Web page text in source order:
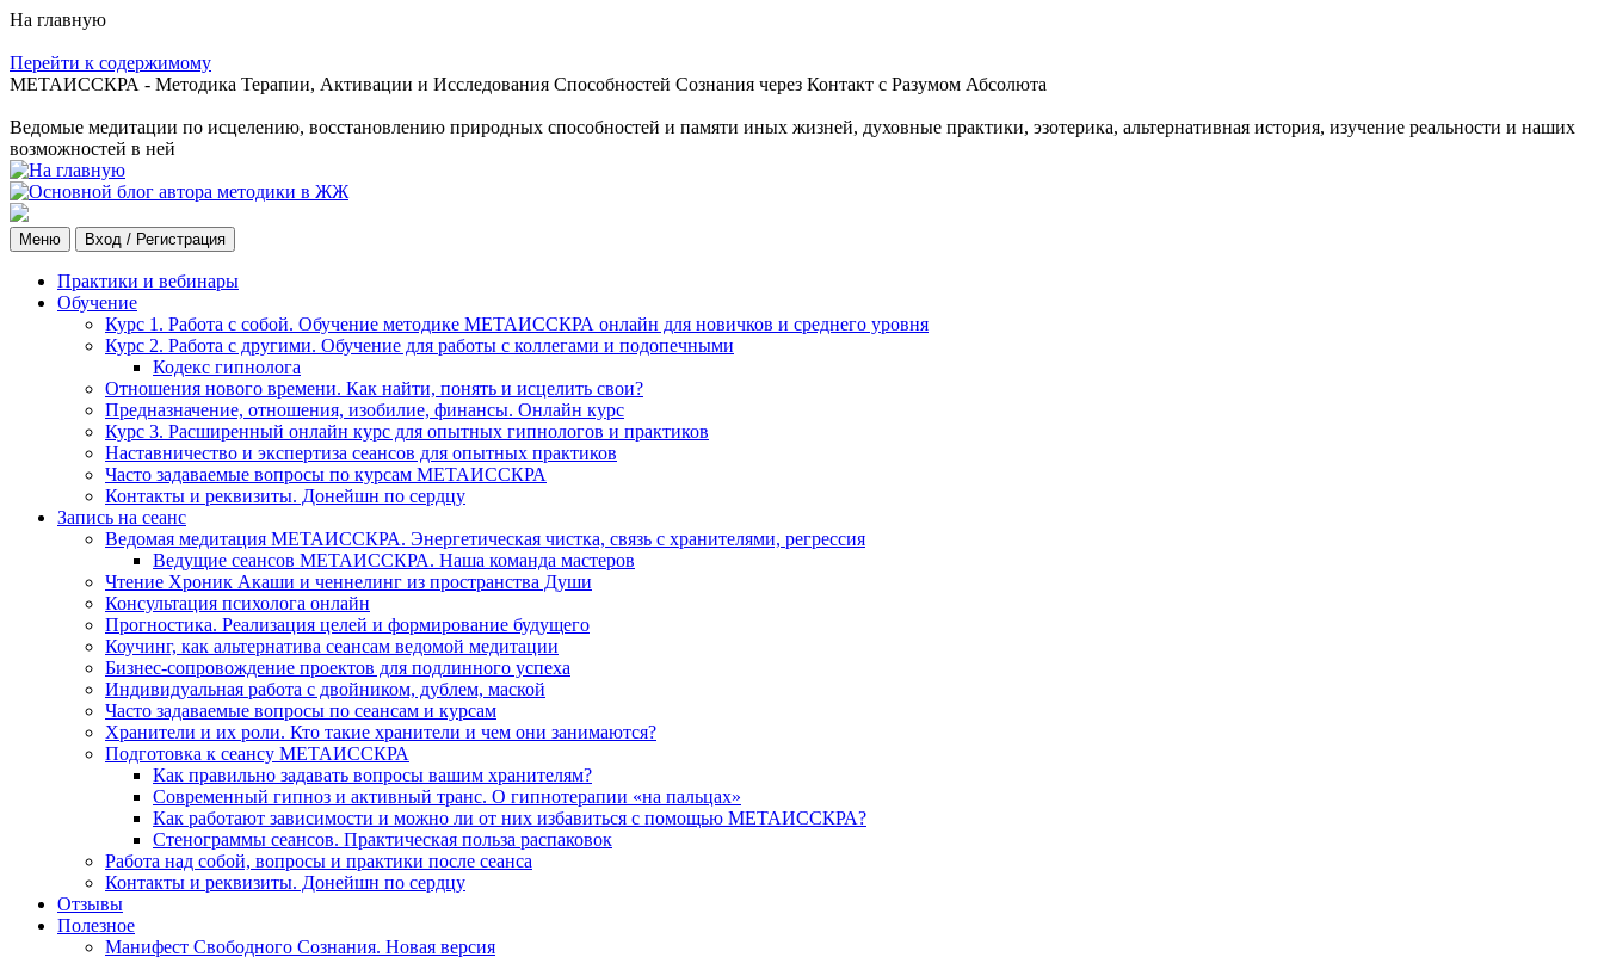
На главную
Перейти к содержимому
МЕТАИССКРА - Методика Терапии, Активации и Исследования Способностей Сознания через Контакт с Разумом Абсолюта
Ведомые медитации по исцелению, восстановлению природных способностей и памяти иных жизней, духовные практики, эзотерика, альтернативная история, изучение реальности и наших
возможностей в ней
Меню Вход / Регистрация
Практики и вебинары
Обучение
Курс 1. Работа с собой. Обучение методике МЕТАИССКРА онлайн для новичков и среднего уровня
Курс 2. Работа с другими. Обучение для работы с коллегами и подопечными
Кодекс гипнолога
Отношения нового времени. Как найти, понять и исцелить свои?
Предназначение, отношения, изобилие, финансы. Онлайн курс
Курс 3. Расширенный онлайн курс для опытных гипнологов и практиков
Наставничество и экспертиза сеансов для опытных практиков
Часто задаваемые вопросы по курсам МЕТАИССКРА
Контакты и реквизиты. Донейшн по сердцу
Запись на сеанс
Ведомая медитация МЕТАИССКРА. Энергетическая чистка, связь с хранителями, регрессия
Ведущие сеансов МЕТАИССКРА. Наша команда мастеров
Чтение Хроник Акаши и ченнелинг из пространства Души
Консультация психолога онлайн
Прогностика. Реализация целей и формирование будущего
Коучинг, как альтернатива сеансам ведомой медитации
Бизнес-сопровождение проектов для подлинного успеха
Индивидуальная работа с двойником, дублем, маской
Часто задаваемые вопросы по сеансам и курсам
Хранители и их роли. Кто такие хранители и чем они занимаются?
Подготовка к сеансу МЕТАИССКРА
Как правильно задавать вопросы вашим хранителям?
Современный гипноз и активный транс. О гипнотерапии «на пальцах»
Как работают зависимости и можно ли от них избавиться с помощью МЕТАИССКРА?
Стенограммы сеансов. Практическая польза распаковок
Работа над собой, вопросы и практики после сеанса
Контакты и реквизиты. Донейшн по сердцу
Отзывы
Полезное
Манифест Свободного Сознания. Новая версия